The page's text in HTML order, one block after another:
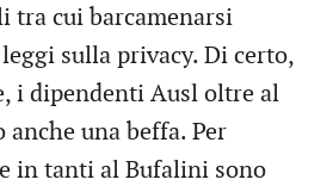
tra cui barcamenarsi
sulla privacy. Di certo,
i dipendenti Ausl oltre al
anche una beffa. Per
in tanti al Bufalini sono